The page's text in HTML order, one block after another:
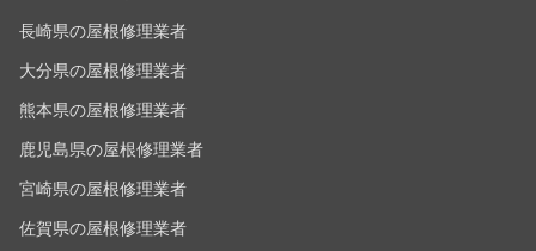
長崎県の屋根修理業者
大分県の屋根修理業者
熊本県の屋根修理業者
鹿児島県の屋根修理業者
宮崎県の屋根修理業者
佐賀県の屋根修理業者